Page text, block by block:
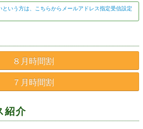
いう方は、こちらからメールアドレス指定受信設定
８月時間割
７月時間割
紹介